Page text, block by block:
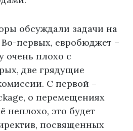
обсуждали задачи на
первых, евробюджет –
очень плохо с
две грядущие
С первой –
о перемещениях
неплохо, это будет
посвященных